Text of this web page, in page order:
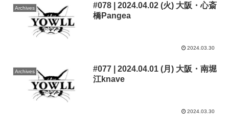
Archives
#078 | 2024.04.02 (火) 大阪・心斎
橋Pangea
2024.03.30
Archives
#077 | 2024.04.01 (月) 大阪・南堀
江knave
2024.03.30